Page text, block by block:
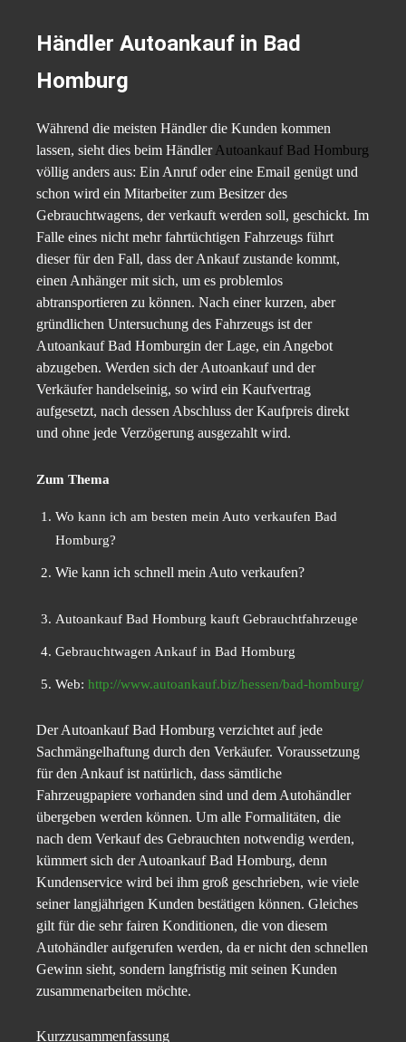
Händler Autoankauf in Bad
Homburg
Während die meisten Händler die Kunden kommen
lassen, sieht dies beim Händler Autoankauf Bad Homburg
völlig anders aus: Ein Anruf oder eine Email genügt und
schon wird ein Mitarbeiter zum Besitzer des
Gebrauchtwagens, der verkauft werden soll, geschickt. Im
Falle eines nicht mehr fahrtüchtigen Fahrzeugs führt
dieser für den Fall, dass der Ankauf zustande kommt,
einen Anhänger mit sich, um es problemlos
abtransportieren zu können. Nach einer kurzen, aber
gründlichen Untersuchung des Fahrzeugs ist der
Autoankauf Bad Homburgin der Lage, ein Angebot
abzugeben. Werden sich der Autoankauf und der
Verkäufer handelseinig, so wird ein Kaufvertrag
aufgesetzt, nach dessen Abschluss der Kaufpreis direkt
und ohne jede Verzögerung ausgezahlt wird.
Zum Thema
Wo kann ich am besten mein Auto verkaufen Bad
Homburg?
Wie kann ich schnell mein Auto verkaufen?
Autoankauf Bad Homburg kauft Gebrauchtfahrzeuge
Gebrauchtwagen Ankauf in Bad Homburg
Web: http://www.autoankauf.biz/hessen/bad-homburg/
Der Autoankauf Bad Homburg verzichtet auf jede
Sachmängelhaftung durch den Verkäufer. Voraussetzung
für den Ankauf ist natürlich, dass sämtliche
Fahrzeugpapiere vorhanden sind und dem Autohändler
übergeben werden können. Um alle Formalitäten, die
nach dem Verkauf des Gebrauchten notwendig werden,
kümmert sich der Autoankauf Bad Homburg, denn
Kundenservice wird bei ihm groß geschrieben, wie viele
seiner langjährigen Kunden bestätigen können. Gleiches
gilt für die sehr fairen Konditionen, die von diesem
Autohändler aufgerufen werden, da er nicht den schnellen
Gewinn sieht, sondern langfristig mit seinen Kunden
zusammenarbeiten möchte.
Kurzzusammenfassung